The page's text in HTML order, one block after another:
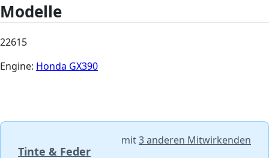
Modelle
22615
Engine: Honda GX390
Tinte & Feder
mit3 anderen Mitwirkenden